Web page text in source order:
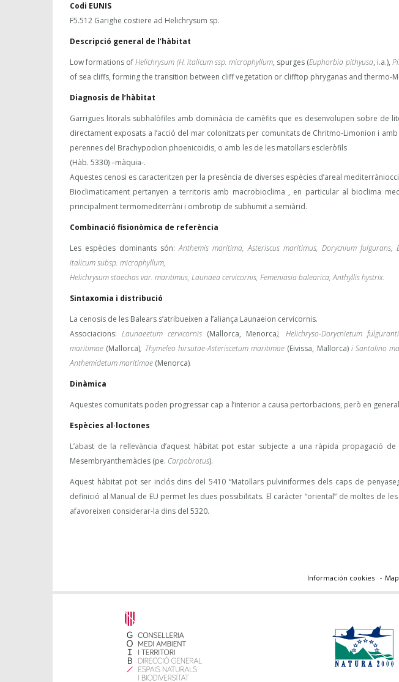
Codi EUNIS
F5.512 Garighe costiere ad Helichrysum sp.
Descripció general de l’hàbitat
Low formations ofHelichrysum (H. italicum ssp. microphyllum, spurges (Euphorbia pithyusa, i.a.),
of sea cliffs, forming the transition between cliff vegetation or clifftop phryganas and thermo-
Diagnosis de l’hàbitat
Garrigues litorals subhalòfiles amb dominàcia de camèfits que es desenvolupen sobre de
directament exposats a l’acció del mar colonitzats per comunitats de Chritmo-Limonion i
perennes del Brachypodion phoenicoidis, o amb les de les matollars escleròfils
(Hàb. 5330) –màquia-.
Aquestes cenosi es caracteritzen per la presència de diverses espècies d’areal
Bioclimaticament pertanyen a territoris amb macrobioclima , en particular al bioclima
principalment termomediterràni i ombrotip de subhumit a semiàrid.
Combinació fisionòmica de referència
Les espècies dominants són:Anthemis maritima, Asteriscus maritimus, Dorycnium
italicum subsp. microphyllum,
Helichrysum stoechas var. maritimus, Launaea cervicornis, Femeniasia balearica, Anthyllis hystrix.
Sintaxomia i distribució
La cenosis de les Balears s’atribueixen a l’aliança Launaeion cervicornis.
Associacions:Launaeetum cervicornis (Mallorca, Menorca), Helichryso-Dorycnietum
maritimae (Mallorca), Thymeleo hirsutae-Asteriscetum maritimae (Eivissa, Mallorca)i Santolino
Anthemidetum maritimae (Menorca).
Dinàmica
Aquestes comunitats poden progressar cap a l’interior a causa pertorbacions, però en
Espècies al·loctones
L’abast de la rellevància d’aquest hàbitat pot estar subjecte a una ràpida propagació de
Mesembryanthemàcies (pe. Carpobrotus).
Aquest hàbitat pot ser inclós dins del 5410 “Matollars pulviniformes dels caps de
definició al Manual de EU permet les dues possibilitats. El caràcter “oriental” de moltes de
afavoreixen considerar-la dins del 5320.
Información cookies